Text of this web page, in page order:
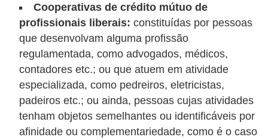
Cooperativas de crédito mútuo de
profissionais liberais: constituídas por pessoas
que desenvolvam alguma profissão
regulamentada, como advogados, médicos,
contadores etc.; ou que atuem em atividade
especializada, como pedreiros, eletricistas,
padeiros etc.; ou ainda, pessoas cujas atividades
tenham objetos semelhantes ou identificáveis por
afinidade ou complementariedade, como é o caso
m
e
n
t
o
s
F